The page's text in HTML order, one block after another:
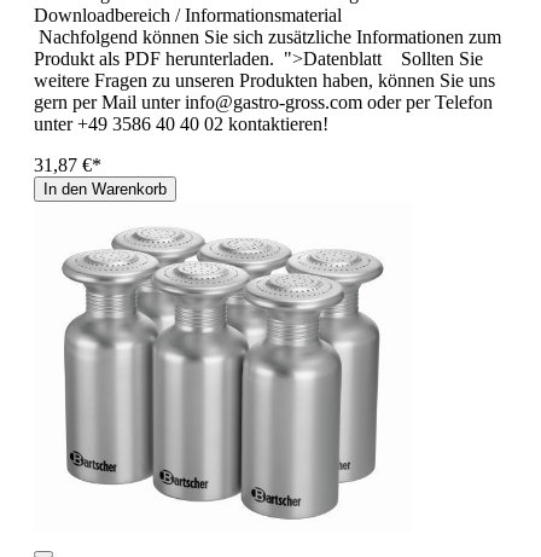
Downloadbereich / Informationsmaterial
Nachfolgend können Sie sich zusätzliche Informationen zum
Produkt als PDF herunterladen. ">Datenblatt Sollten Sie
weitere Fragen zu unseren Produkten haben, können Sie uns
gern per Mail unter info@gastro-gross.com oder per Telefon
unter +49 3586 40 40 02 kontaktieren!
31,87 €*
In den Warenkorb